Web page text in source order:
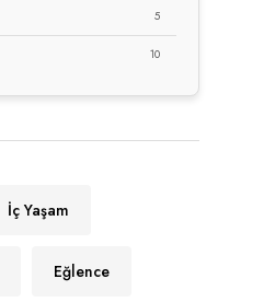
5
10
İç Yaşam
Eğlence